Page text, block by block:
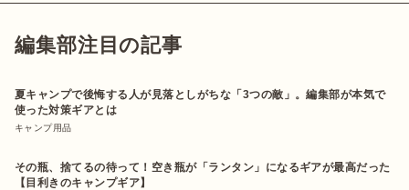
編集部注目の記事
夏キャンプで後悔する人が見落としがちな「3つの敵」。編集部が本気で
使った対策ギアとは
キャンプ用品
その瓶、捨てるの待って！空き瓶が「ランタン」になるギアが最高だった
【目利きのキャンプギア】